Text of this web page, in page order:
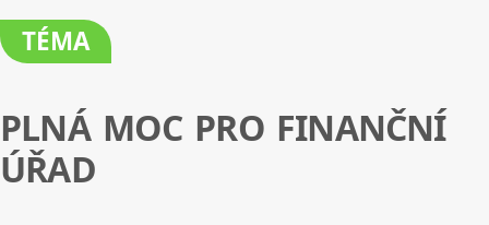
TÉMA
PLNÁ MOC PRO FINANČNÍ
ÚŘAD